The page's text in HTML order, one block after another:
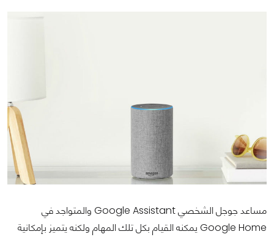
مساعد جوجل الشخصي Google Assistant والمتواجد في
Google Home يمكنه القيام بكل تلك المهام ولكنه يتميز بإمكانية